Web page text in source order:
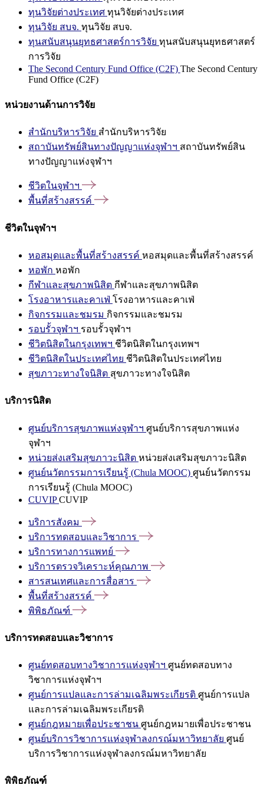
ทุนวิจัยต่างประเทศ ทุนวิจัยต่างประเทศ
ทุนวิจัย สบจ. ทุนวิจัย สบจ.
ทุนสนับสนุนยุทธศาสตร์การวิจัย ทุนสนับสนุนยุทธศาสตร์
การวิจัย
The Second Century Fund Office (C2F) The Second Century
Fund Office (C2F)
หน่วยงานด้านการวิจัย
สำนักบริหารวิจัย สำนักบริหารวิจัย
สถาบันทรัพย์สินทางปัญญาแห่งจุฬาฯ สถาบันทรัพย์สิน
ทางปัญญาแห่งจุฬาฯ
ชีวิตในจุฬาฯ
พื้นที่สร้างสรรค์
ชีวิตในจุฬาฯ
หอสมุดและพื้นที่สร้างสรรค์ หอสมุดและพื้นที่สร้างสรรค์
หอพัก หอพัก
กีฬาและสุขภาพนิสิต กีฬาและสุขภาพนิสิต
โรงอาหารและคาเฟ่ โรงอาหารและคาเฟ่
กิจกรรมและชมรม กิจกรรมและชมรม
รอบรั้วจุฬาฯ รอบรั้วจุฬาฯ
ชีวิตนิสิตในกรุงเทพฯ ชีวิตนิสิตในกรุงเทพฯ
ชีวิตนิสิตในประเทศไทย ชีวิตนิสิตในประเทศไทย
สุขภาวะทางใจนิสิต สุขภาวะทางใจนิสิต
บริการนิสิต
ศูนย์บริการสุขภาพแห่งจุฬาฯ ศูนย์บริการสุขภาพแห่ง
จุฬาฯ
หน่วยส่งเสริมสุขภาวะนิสิต หน่วยส่งเสริมสุขภาวะนิสิต
ศูนย์นวัตกรรมการเรียนรู้ (Chula MOOC) ศูนย์นวัตกรรม
การเรียนรู้ (Chula MOOC)
CUVIPCUVIP
บริการสังคม
บริการทดสอบและวิชาการ
บริการทางการแพทย์
บริการตรวจวิเคราะห์คุณภาพ
สารสนเทศและการสื่อสาร
พื้นที่สร้างสรรค์
พิพิธภัณฑ์
บริการทดสอบและวิชาการ
ศูนย์ทดสอบทางวิชาการแห่งจุฬาฯ ศูนย์ทดสอบทาง
วิชาการแห่งจุฬาฯ
ศูนย์การแปลและการล่ามเฉลิมพระเกียรติ ศูนย์การแปล
และการล่ามเฉลิมพระเกียรติ
ศูนย์กฎหมายเพื่อประชาชน ศูนย์กฎหมายเพื่อประชาชน
ศูนย์บริการวิชาการแห่งจุฬาลงกรณ์มหาวิทยาลัย ศูนย์
บริการวิชาการแห่งจุฬาลงกรณ์มหาวิทยาลัย
พิพิธภัณฑ์